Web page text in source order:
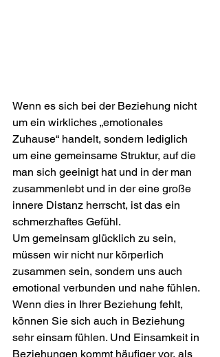
Wenn es sich bei der Beziehung nicht
um ein wirkliches „emotionales
Zuhause“ handelt, sondern lediglich
um eine gemeinsame Struktur, auf die
man sich geeinigt hat und in der man
zusammenlebt und in der eine große
innere Distanz herrscht, ist das ein
schmerzhaftes Gefühl.
Um gemeinsam glücklich zu sein,
müssen wir nicht nur körperlich
zusammen sein, sondern uns auch
emotional verbunden und nahe fühlen.
Wenn dies in Ihrer Beziehung fehlt,
können Sie sich auch in Beziehung
sehr einsam fühlen. Und Einsamkeit in
Beziehungen kommt häufiger vor, als